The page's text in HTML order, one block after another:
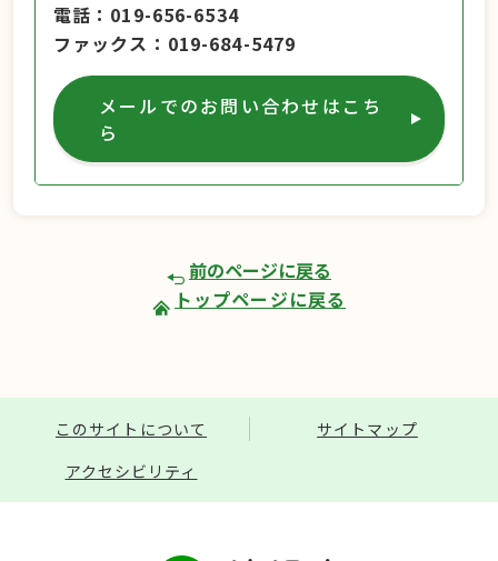
電話
019-656-6534
ファックス
019-684-5479
メールでのお問い合わせはこち
ら
前のページに戻る
トップページに戻る
このサイトについて
サイトマップ
アクセシビリティ